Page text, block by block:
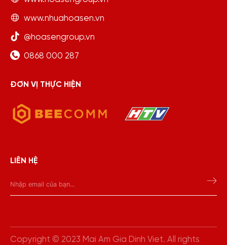
www.nhuahoasen.vn
@hoasengroup.vn
0868 000 287
ĐƠN VỊ THỰC HIỆN
LIÊN HỆ
Copyright © 2023 Mai Am Gia Dinh Viet. All rights